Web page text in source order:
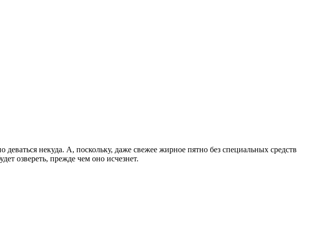
некуда. А, поскольку, даже свежее жирное пятно без специальных средств
озвереть, прежде чем оно исчезнет.